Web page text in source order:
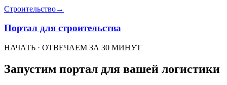
Строительство→
Портал для строительства
НАЧАТЬ · ОТВЕЧАЕМ ЗА 30 МИНУТ
Запустим портал для вашей логистики